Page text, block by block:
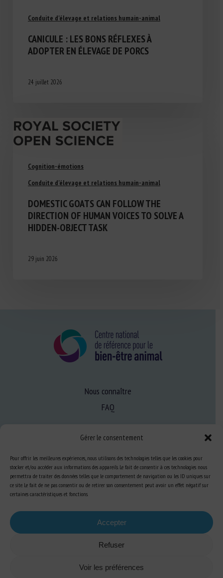
Gérer le consentement
Pour offrir les meilleures expériences, nous utilisons des technologies telles que les cookies pour
stocker et/ou accéder aux informations des appareils. Le fait de consentir à ces technologies nous
permettra de traiter des données telles que le comportement de navigation ou les ID uniques sur
ce site. Le fait de ne pas consentir ou de retirer son consentement peut avoir un effet négatif sur
certaines caractéristiques et fonctions.
Accepter
Refuser
Voir les préférences
Conduite d'élevage et relations humain-animal
CANICULE : LES BONS RÉFLEXES À
ADOPTER EN ÉLEVAGE DE PORCS
24 juillet 2026
Cognition-émotions
Conduite d'élevage et relations humain-animal
DOMESTIC GOATS CAN FOLLOW THE
DIRECTION OF HUMAN VOICES TO SOLVE A
HIDDEN-OBJECT TASK
29 juin 2026
Nous connaître
FAQ
Expertise
S’informer sur le BEA
Se former au BEA
Ressources
S’abonner aux actualités